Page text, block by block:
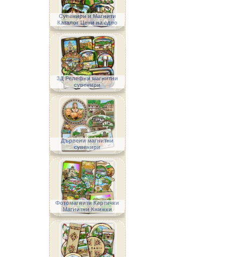
Сувенири и Магнити
Каталог Цени на едро
3Д Релефни магнитни
сувенири
Дървени магнитни
сувенири
Фотомагнити Картички
Магнитни Книжки